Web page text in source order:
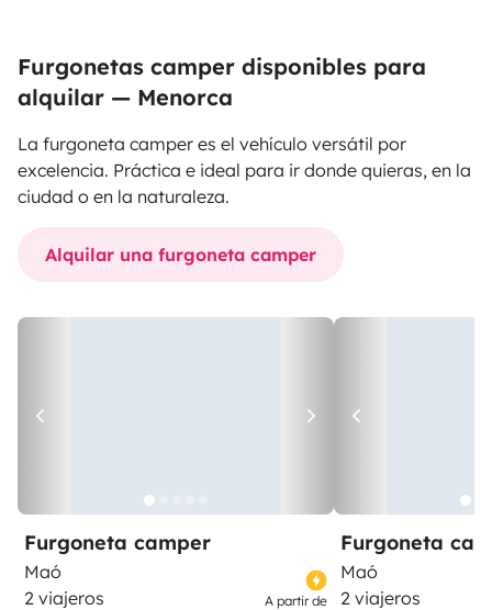
Furgonetas camper disponibles para
alquilar — Menorca
La furgoneta camper es el vehículo versátil por
excelencia. Práctica e ideal para ir donde quieras, en la
ciudad o en la naturaleza.
Alquilar una furgoneta camper
Furgoneta camper
Maó
2 viajeros
A partir de
Furgoneta
Maó
2 viajeros